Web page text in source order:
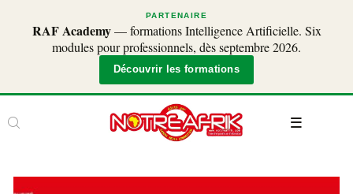
PARTENAIRE
RAF Academy— formations Intelligence Artificielle. Six
modules pour professionnels, dès septembre 2026.
Découvrir les formations